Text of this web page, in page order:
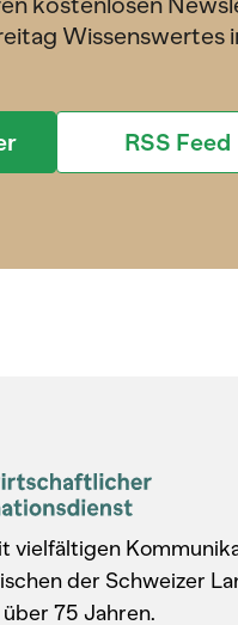
Wissenswertes
RSS Feed
vielfältigen
der Schweizer
75 Jahren.